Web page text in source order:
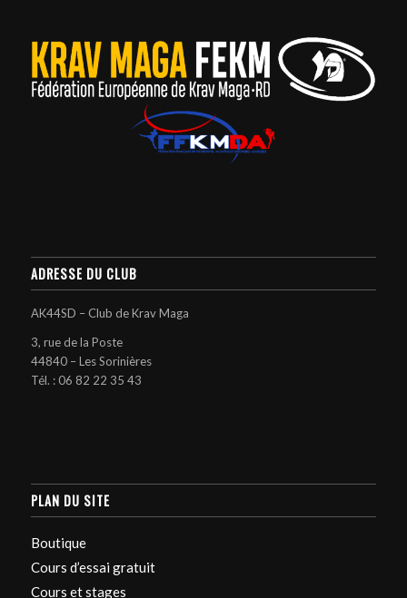
ADRESSE DU CLUB
AK44SD – Club de Krav Maga
3, rue de la Poste
44840 – Les Sorinières
Tél. :06 82 22 35 43
PLAN DU SITE
Boutique
Cours d’essai gratuit
Cours et stages